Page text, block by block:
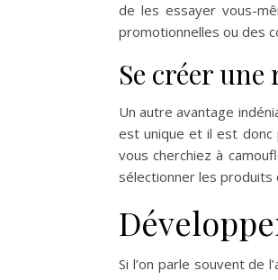
de les essayer vous-
promotionnelles ou des
Se créer
Un autre avantage
est unique et il est donc
vous cherchiez à
sélectionner les
Si l’on parle souvent de